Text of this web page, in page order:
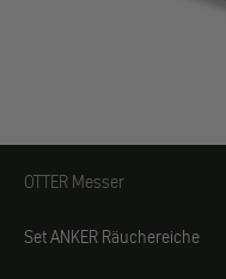
OTTER Messer
OTTER Messer
Set ANKER Räuchereiche